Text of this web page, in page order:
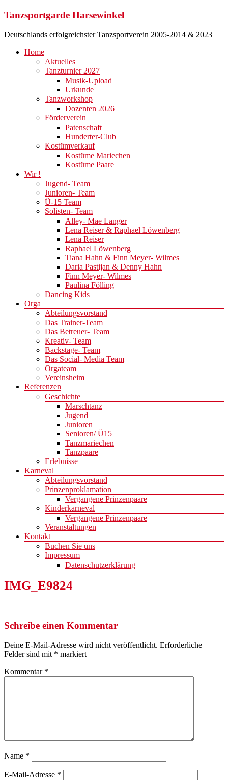
Zum
springen
Tanzsportgarde Harsewinkel
Deutschlands erfolgreichster Tanzsportverein 2005-2014 & 2023
Menü
Home
Aktuelles
Tanzturnier 2027
Musik-Upload
Urkunde
Tanzworkshop
Dozenten 2026
Förderverein
Patenschaft
Hunderter-Club
Kostümverkauf
Kostüme Mariechen
Kostüme Paare
Wir !
Jugend- Team
Junioren- Team
Ü-15 Team
Solisten- Team
Alley- Mae Langer
Lena Reiser & Raphael Löwenberg
Lena Reiser
Raphael Löwenberg
Tiana Hahn & Finn Meyer- Wilmes
Daria Pastijan & Denny Hahn
Finn Meyer- Wilmes
Paulina Fölling
Dancing Kids
Orga
Abteilungsvorstand
Das Trainer-Team
Das Betreuer- Team
Kreativ- Team
Backstage- Team
Das Social- Media Team
Orgateam
Vereinsheim
Referenzen
Geschichte
Marschtanz
Jugend
Junioren
Senioren/ Ü15
Tanzmariechen
Tanzpaare
Erlebnisse
Karneval
Abteilungsvorstand
Prinzenproklamation
Vergangene Prinzenpaare
Kinderkarneval
Vergangene Prinzenpaare
Veranstaltungen
Kontakt
Buchen Sie uns
Impressum
Datenschutzerklärung
IMG_E9824
Schreibe einen Kommentar
Deine E-Mail-Adresse wird nicht veröffentlicht. Erforderliche
Felder sind mit * markiert
Kommentar *
Name *
E-Mail-Adresse *